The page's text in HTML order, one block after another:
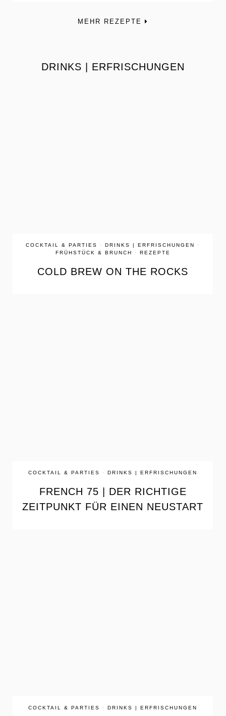
MEHR REZEPTE
DRINKS | ERFRISCHUNGEN
COCKTAIL & PARTIES ·DRINKS | ERFRISCHUNGEN
·
FRÜHSTÜCK & BRUNCH
· REZEPTE
COLD BREW ON THE ROCKS
COCKTAIL & PARTIES ·DRINKS | ERFRISCHUNGEN
FRENCH 75 | DER RICHTIGE
ZEITPUNKT FÜR EINEN NEUSTART
COCKTAIL & PARTIES ·DRINKS | ERFRISCHUNGEN